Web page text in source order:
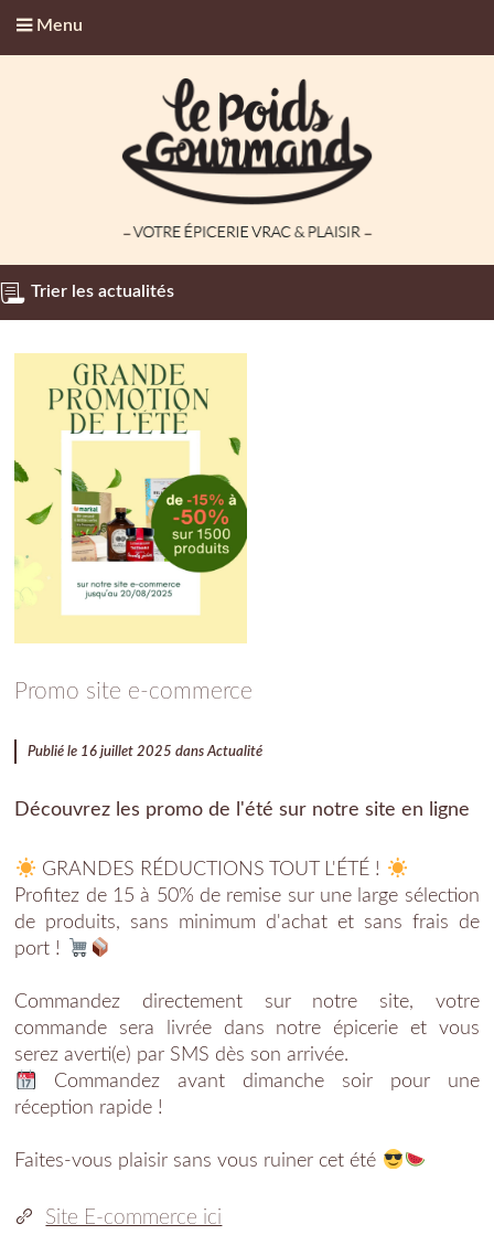
Menu
Trier les actualités
Promo site e-commerce
Publié le 16 juillet 2025 dansActualité
Découvrez les promo de l'été sur notre site en ligne
GRANDES RÉDUCTIONS TOUT L'ÉTÉ !
Profitez de 15 à 50% de remise sur une large sélection
de produits, sans minimum d'achat et sans frais de
port !
Commandez directement sur notre site, votre
commande sera livrée dans notre épicerie et vous
serez averti(e) par SMS dès son arrivée.
Commandez avant dimanche soir pour une
réception rapide !
Faites-vous plaisir sans vous ruiner cet été
Site E-commerce ici